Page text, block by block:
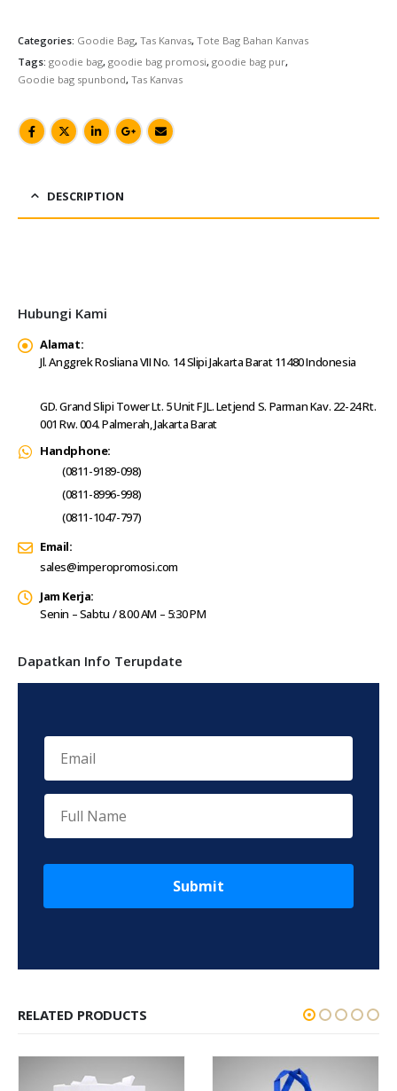
Categories: Goodie Bag, Tas Kanvas, Tote Bag Bahan Kanvas
Tags: goodie bag, goodie bag promosi, goodie bag pur,
Goodie bag spunbond, Tas Kanvas
DESCRIPTION
Hubungi Kami
Alamat:
Jl. Anggrek Rosliana VII No. 14 Slipi Jakarta Barat 11480 Indonesia
GD. Grand Slipi Tower Lt. 5 Unit F JL. Letjend S. Parman Kav. 22-24 Rt.
001 Rw. 004. Palmerah, Jakarta Barat
Handphone:
(0811-9189-098)
(0811-8996-998)
(0811-1047-797)
Email:
sales@imperopromosi.com
Jam Kerja:
Senin – Sabtu / 8.00 AM – 5:30 PM
Dapatkan Info Terupdate
Submit
RELATED PRODUCTS